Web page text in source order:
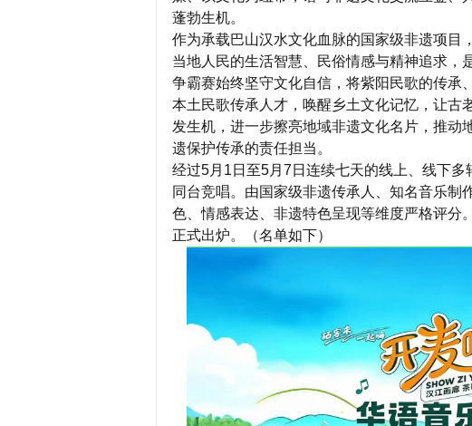
蓬勃生机。
作为承载巴山汉水文化血脉的国家级非遗项目
当地人民的生活智慧、民俗情感与精神追求，
争霸赛始终坚守文化自信，将紫阳民歌的传承
本土民歌传承人才，唤醒乡土文化记忆，让古
发生机，进一步擦亮地域非遗文化名片，推动
遗保护传承的责任担当。
经过5月1日至5月7日连续七天的线上、线下
同台竞唱。由国家级非遗传承人、知名音乐
色、情感表达、非遗特色呈现等维度严格评分
正式出炉。（名单如下）